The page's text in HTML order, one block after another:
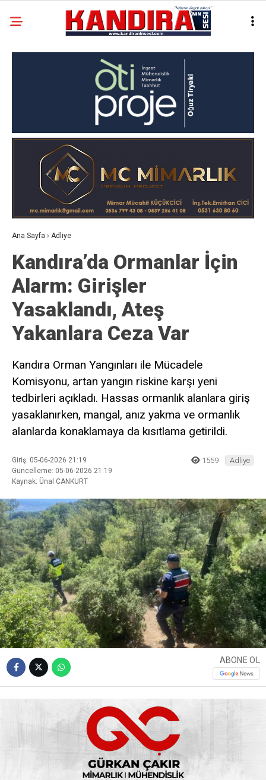
Ana Sayfa › Adliye
Kandıra’da Ormanlar İçin
Alarm: Girişler
Yasaklandı, Ateş
Yakanlara Ceza Var
Kandıra Orman Yangınları ile Mücadele
Komisyonu, artan yangın riskine karşı yeni
tedbirleri açıkladı. Hassas ormanlık alanlara giriş
yasaklanırken, mangal, anız yakma ve ormanlık
alanlarda konaklamaya da kısıtlama getirildi.
Giriş: 05-06-2026 21:19
Güncelleme: 05-06-2026 21:19
Kaynak: Ünal CANKURT
1559 Adliye
ABONE OL